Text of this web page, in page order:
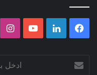
فيسبوك لينكدإن
بريدك